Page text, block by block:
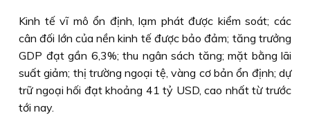
Kinh tế vĩ mô ổn định, lạm phát được kiểm soát; các
cân đối lớn của nền kinh tế được bảo đảm; tăng trưởng
GDP đạt gần 6,3%; thu ngân sách tăng; mặt bằng lãi
suất giảm; thị trường ngoại tệ, vàng cơ bản ổn định; dự
trữ ngoại hối đạt khoảng 41 tỷ USD, cao nhất từ trước
tới nay.